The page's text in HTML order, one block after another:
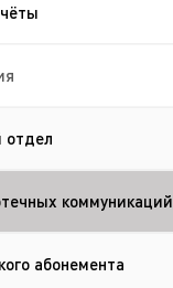
отдел
коммуникаций
абонемента